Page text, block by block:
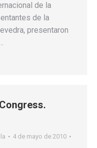
de la
de la
presentaron
4 de mayo de 2010